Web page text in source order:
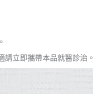
立即攜帶本品就醫診治。